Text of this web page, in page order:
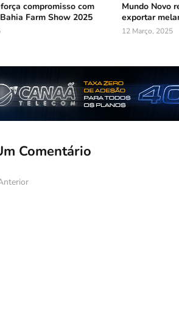
compromisso com
Farm Show 2025
Mundo Novo
exportar
12 Março, 2025
Comentário